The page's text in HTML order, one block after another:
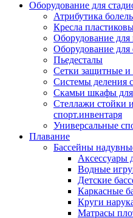
Оборудование для
Атрибутика
Кресла
Оборудование
Оборудование
Пьедесталы
Сетки защитные и
Системы деления
Скамьи шкафы для
Стеллажи стойки
спорт.инвентаря
Универсальные
Плавание
Бассейны
Аксессуары
Водные
Детские
Каркасные
Круги
Матрасы